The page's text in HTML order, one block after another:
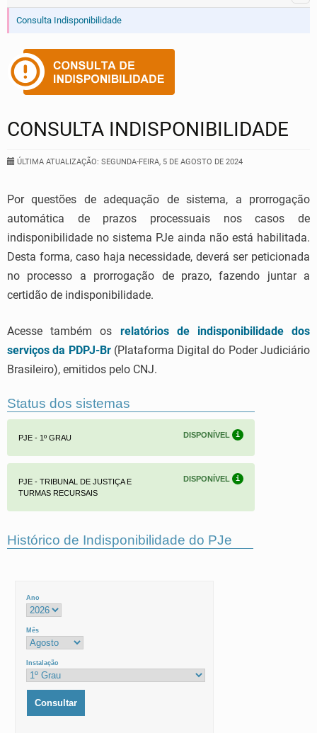
Consulta Indisponibilidade
CONSULTA INDISPONIBILIDADE
ÚLTIMA ATUALIZAÇÃO: SEGUNDA-FEIRA, 5 DE AGOSTO DE 2024
Por questões de adequação de sistema, a prorrogação
automática de prazos processuais nos casos de
indisponibilidade no sistema PJe ainda não está habilitada.
Desta forma, caso haja necessidade, deverá ser peticionada
no processo a prorrogação de prazo, fazendo juntar a
certidão de indisponibilidade.
Acesse também os
relatórios de indisponibilidade dos
serviços da PDPJ-Br(Plataforma Digital do Poder Judiciário
Brasileiro), emitidos pelo CNJ.